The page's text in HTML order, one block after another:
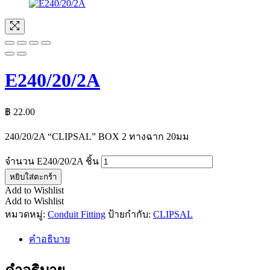
E240/20/2A
฿ 22.00
240/20/2A “CLIPSAL” BOX 2 ทางฉาก 20มม
จำนวน E240/20/2A ชิ้น
หยิบใส่ตะกร้า
Add to Wishlist
Add to Wishlist
หมวดหมู่: Conduit Fitting ป้ายกำกับ: CLIPSAL
คำอธิบาย